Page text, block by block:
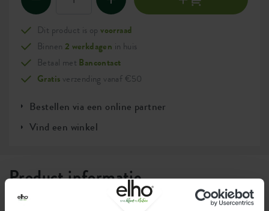
Dit product is opvoorraad
Binnen 2 werkdagen in huis
Betaal met Bancontact
Gratis verzending vanaf €50
Bestellen via een online partner
Vind een winkel
Product informatie